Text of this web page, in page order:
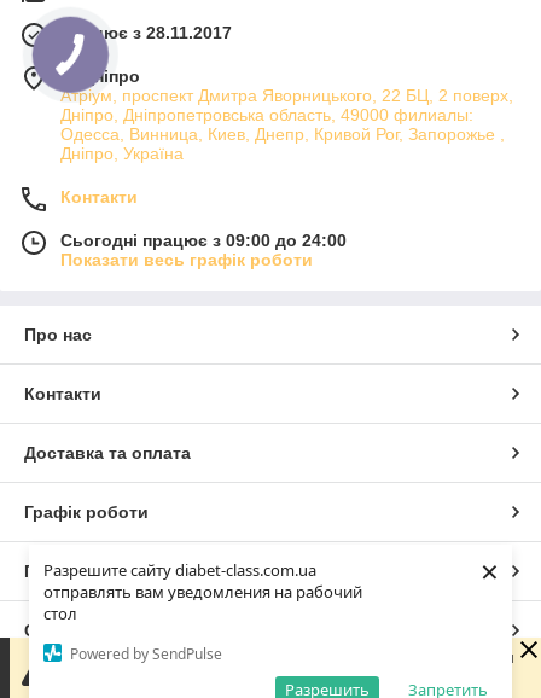
Разрешите сайту diabet-class.com.ua
отправлять вам уведомления на рабочий
стол
Powered by SendPulse
Запретить
Разрешить
×
Працює з 28.11.2017
м. Дніпро
Атріум, проспект Дмитра Яворницького, 22 БЦ, 2 поверх,
Дніпро, Дніпропетровська область, 49000 филиалы:
Одесса, Винница, Киев, Днепр, Кривой Рог, Запорожье ,
Дніпро, Україна
Контакти
Сьогодні працює з 09:00 до 24:00
Показати весь графік роботи
Про нас
Контакти
Доставка та оплата
Графік роботи
Повна версія сайту
Сайт створено на маркетплейсі
Політика конфіденційності
Доброго дня 😊 Дякую, що написали нам! Зараз магазин
не працює, але ми обов'язково зв'яжемося з вами